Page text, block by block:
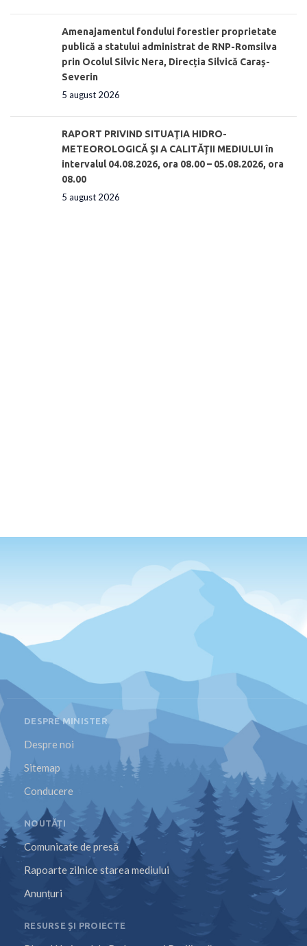
Amenajamentul fondului forestier proprietate
publică a statului administrat de RNP-Romsilva
prin Ocolul Silvic Nera, Direcția Silvică Caraș-
Severin
5 august 2026
RAPORT PRIVIND SITUAŢIA HIDRO-
METEOROLOGICĂ ŞI A CALITĂŢII MEDIULUI în
intervalul 04.08.2026, ora 08.00 – 05.08.2026, ora
08.00
5 august 2026
DESPRE MINISTER
Despre noi
Sitemap
Conducere
NOUTĂȚI
Comunicate de presă
Rapoarte zilnice starea mediului
Anunțuri
RESURSE ȘI PROIECTE